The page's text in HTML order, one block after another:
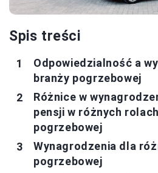
Spis treści
Odpowiedzialność a
branży pogrzebowej
Różnice w
pensji w różnych
pogrzebowej
Wynagrodzenia dla
pogrzebowej